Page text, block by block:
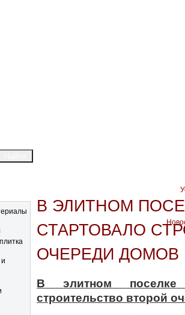
В ЭЛИТНОМ
СТАРТОВАЛО
ОЧЕРЕДИ ДОМОВ
В элитном поселке
строительство второй